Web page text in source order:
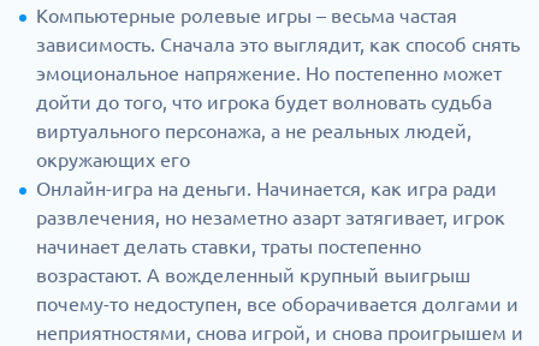
Компьютерные ролевые игры – весьма частая
зависимость. Сначала это выглядит, как способ снять
эмоциональное напряжение. Но постепенно может
дойти до того, что игрока будет волновать судьба
виртуального персонажа, а не реальных людей,
окружающих его
Онлайн-игра на деньги. Начинается, как игра ради
развлечения, но незаметно азарт затягивает, игрок
начинает делать ставки, траты постепенно
возрастают. А вожделенный крупный выигрыш
почему-то недоступен, все оборачивается долгами и
неприятностями, снова игрой, и снова проигрышем и